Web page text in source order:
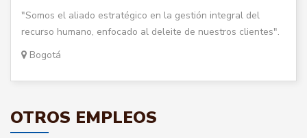
"Somos el aliado estratégico en la gestión integral del
recurso humano, enfocado al deleite de nuestros clientes".
Bogotá
OTROS EMPLEOS